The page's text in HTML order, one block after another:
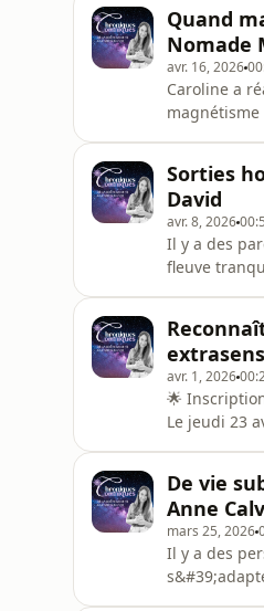
Quand
Nomade
avr. 16, 2026
Caroline a
magnétisme
pu le
Sorties
David
avr. 8, 2026
Il y a des
fleuve
conscien
avr. 1, 2026
🌟
Le jeudi 23
Vie. J’ai
De vie
Anne
mars 25, 2026
Il y a des